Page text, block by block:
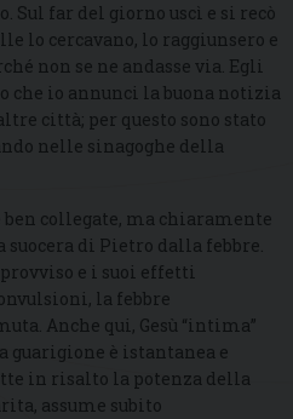
Sul far del giorno uscì e si recò
lo cercavano, lo raggiunsero e
non se ne andasse via. Egli
che io annunci la buona notizia
città; per questo sono stato
nelle sinagoghe della
collegate, ma chiaramente
di Pietro dalla febbre.
e i suoi effetti
la febbre
Anche qui, Gesù “intima”
guarigione è istantanea e
in risalto la potenza della
assume subito